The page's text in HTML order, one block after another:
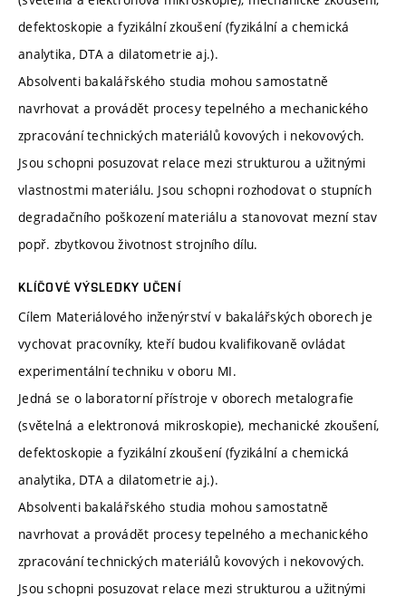
defektoskopie a fyzikální zkoušení (fyzikální a chemická
analytika, DTA a dilatometrie aj.).
Absolventi bakalářského studia mohou samostatně
navrhovat a provádět procesy tepelného a mechanického
zpracování technických materiálů kovových i nekovových.
Jsou schopni posuzovat relace mezi strukturou a užitnými
vlastnostmi materiálu. Jsou schopni rozhodovat o stupních
degradačního poškození materiálu a stanovovat mezní stav
popř. zbytkovou životnost strojního dílu.
KLÍČOVÉ VÝSLEDKY UČENÍ
Cílem Materiálového inženýrství v bakalářských oborech je
vychovat pracovníky, kteří budou kvalifikovaně ovládat
experimentální techniku v oboru MI.
Jedná se o laboratorní přístroje v oborech metalografie
(světelná a elektronová mikroskopie), mechanické zkoušení,
defektoskopie a fyzikální zkoušení (fyzikální a chemická
analytika, DTA a dilatometrie aj.).
Absolventi bakalářského studia mohou samostatně
navrhovat a provádět procesy tepelného a mechanického
zpracování technických materiálů kovových i nekovových.
Jsou schopni posuzovat relace mezi strukturou a užitnými